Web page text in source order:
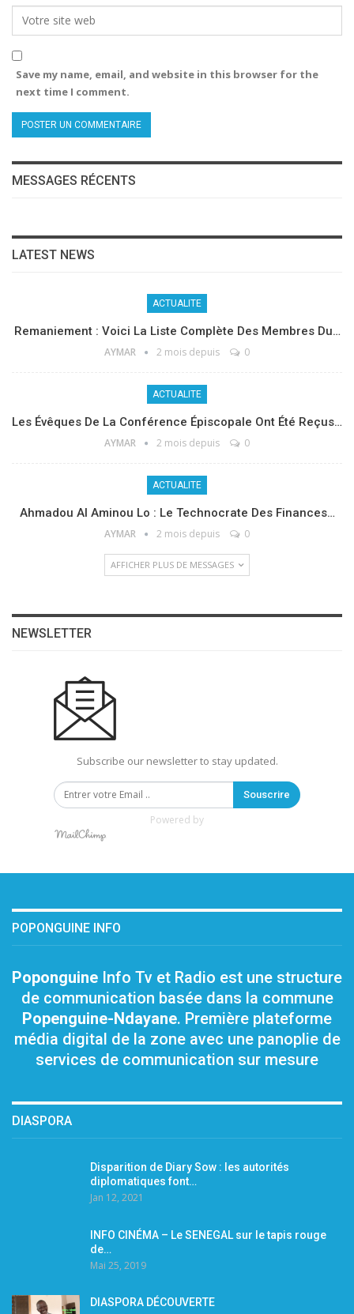
Save my name, email, and website in this browser for the
next time I comment.
MESSAGES RÉCENTS
LATEST NEWS
ACTUALITE
Remaniement : Voici La Liste Complète Des Membres Du…
AYMAR 2 mois depuis 0
ACTUALITE
Les Évêques De La Conférence Épiscopale Ont Été Reçus…
AYMAR 2 mois depuis 0
ACTUALITE
Ahmadou Al Aminou Lo : Le Technocrate Des Finances…
AYMAR 2 mois depuis 0
AFFICHER PLUS DE MESSAGES
NEWSLETTER
Subscribe our newsletter to stay updated.
Souscrire
Powered by
POPONGUINE INFO
Poponguine Info Tv et Radio est une structure
de communication basée dans la commune
Popenguine-Ndayane. Première plateforme
média digital de la zone avec une panoplie de
services de communication sur mesure
DIASPORA
Disparition de Diary Sow : les autorités
diplomatiques font…
Jan 12, 2021
INFO CINÉMA – Le SENEGAL sur le tapis rouge
de…
Mai 25, 2019
DIASPORA DÉCOUVERTE